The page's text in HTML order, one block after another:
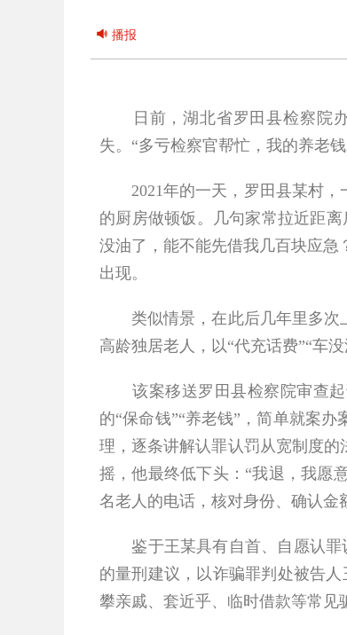
播报
日前，湖北省罗田县检察院
失。“多亏检察官帮忙，我的养老
2021年的一天，罗田县某村，
的厨房做顿饭。几句家常拉近距
没油了，能不能先借我几百块应急
出现。
类似情景，在此后几年里多次上
高龄独居老人，以“代充话费”“车
该案移送罗田县检察院审查起
的“保命钱”“养老钱”，简单就案
理，逐条讲解认罪认罚从宽制度
摇，他最终低下头：“我退，我愿
名老人的电话，核对身份、确认金
鉴于王某具有自首、自愿认罪
的量刑建议，以诈骗罪判处被告
攀亲戚、套近乎、临时借款等常见